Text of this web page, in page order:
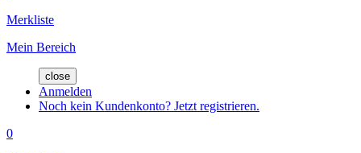
Merkliste
Mein Bereich
close
Anmelden
Noch kein Kundenkonto? Jetzt registrieren.
0